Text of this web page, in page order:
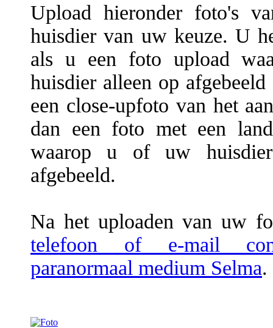
Upload hieronder foto's
huisdier van uw keuze. U
als u een foto upload
huisdier alleen op
een close-upfoto van het
dan een foto met een
waarop u of uw
afgebeeld.
Na het uploaden van uw
telefoon of e-mail
paranormaal medium Selma.